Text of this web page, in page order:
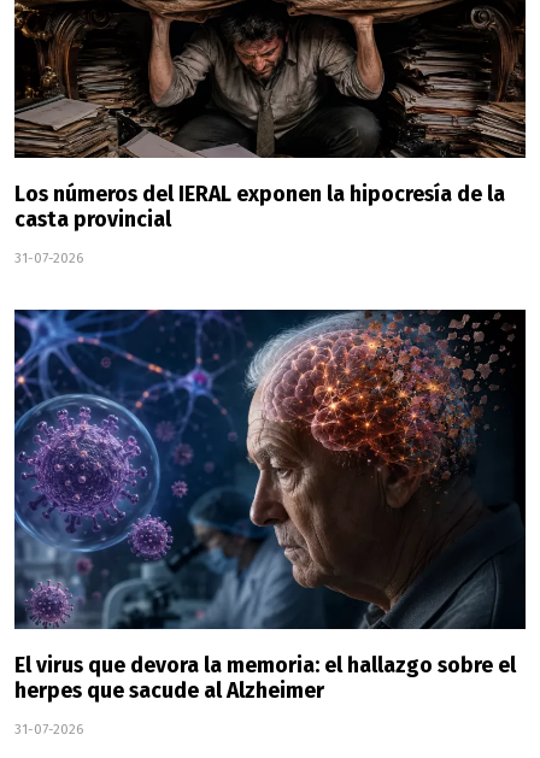
Los números del IERAL exponen la hipocresía de la
casta provincial
31-07-2026
El virus que devora la memoria: el hallazgo sobre el
herpes que sacude al Alzheimer
31-07-2026